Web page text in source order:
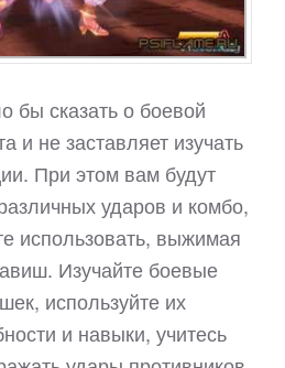
бы сказать о боевой
и не заставляет изучать
При этом вам будут
ударов и комбо,
использовать, выжимая
Изучайте боевые
используйте их
и навыки, учитесь